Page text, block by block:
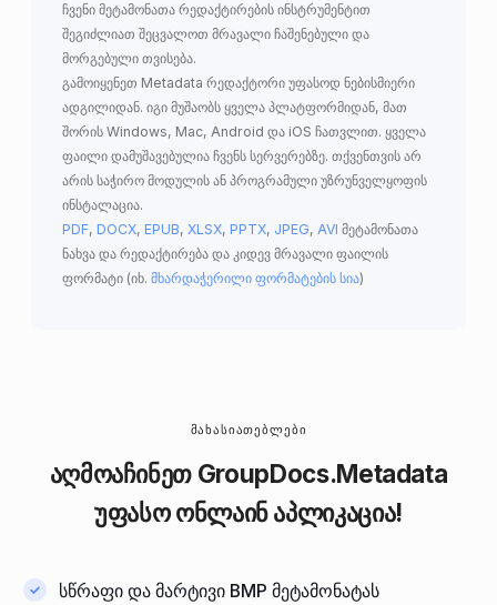
ჩვენი მეტამონათა რედაქტირების ინსტრუმენტით
შეგიძლიათ შეცვალოთ მრავალი ჩაშენებული და
მორგებული თვისება.
გამოიყენეთ Metadata რედაქტორი უფასოდ ნებისმიერი
ადგილიდან. იგი მუშაობს ყველა პლატფორმიდან, მათ
შორის Windows, Mac, Android და iOS ჩათვლით. ყველა
ფაილი დამუშავებულია ჩვენს სერვერებზე. თქვენთვის არ
არის საჭირო მოდულის ან პროგრამული უზრუნველყოფის
ინსტალაცია.
PDF, DOCX, EPUB, XLSX, PPTX, JPEG, AVI მეტამონათა
ნახვა და რედაქტირება და კიდევ მრავალი ფაილის
ფორმატი (იხ. მხარდაჭერილი ფორმატების სია)
ᲛᲐᲮᲐᲡᲘᲐᲗᲔᲑᲚᲔᲑᲘ
აღმოაჩინეთ GroupDocs.Metadata
უფასო ონლაინ აპლიკაცია!
სწრაფი და მარტივი BMP მეტამონატას